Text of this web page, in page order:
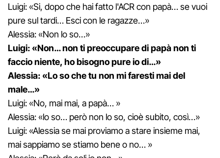
Luigi: «Si, dopo che hai fatto l'ACR con papà… se vuoi
pure sul tardi… Esci con le ragazze…»
Alessia: «Non lo so…»
Luigi: «Non… non ti preoccupare di papà non ti
faccio niente, ho bisogno pure io di…»
Alessia: «Lo so che tu non mi faresti mai del
male…»
Luigi: «No, mai mai, a papà… »
Alessia: «lo so… però non lo so, cioè subito, così…»
Luigi: «Alessia se mai proviamo a stare insieme mai,
mai sappiamo se stiamo bene o no… »